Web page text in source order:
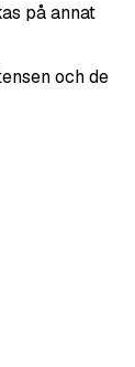
på annat
och de